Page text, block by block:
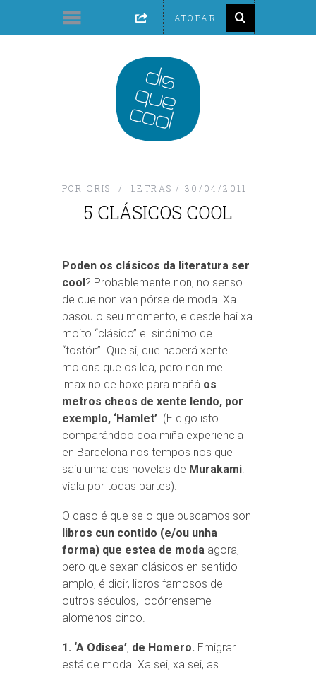
POR CRIS LETRAS 30/04/2011
5 CLÁSICOS COOL
Poden os clásicos da literatura ser
cool? Probablemente non, no senso
de que non van pórse de moda. Xa
pasou o seu momento, e desde hai xa
moito “clásico” e sinónimo de
“tostón”. Que si, que haberá xente
molona que os lea, pero non me
imaxino de hoxe para mañá os
metros cheos de xente lendo, por
exemplo, ‘Hamlet’. (E digo isto
comparándoo coa miña experiencia
en Barcelona nos tempos nos que
saíu unha das novelas de Murakami:
víala por todas partes).
O caso é que se o que buscamos son
libros cun contido (e/ou unha
forma) que estea de modaagora,
pero que sexan clásicos en sentido
amplo, é dicir, libros famosos de
outros séculos, ocórrenseme
alomenos cinco.
1. ‘A Odisea’, de Homero. Emigrar
está de moda. Xa sei, xa sei, as